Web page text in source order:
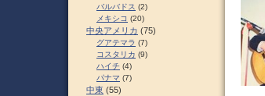
バルバドス (2)
メキシコ (20)
中央アメリカ (75)
グアテマラ (7)
コスタリカ (9)
ハイチ (4)
パナマ (7)
中東 (55)